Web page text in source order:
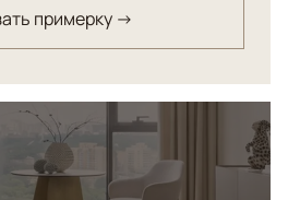
примерку →